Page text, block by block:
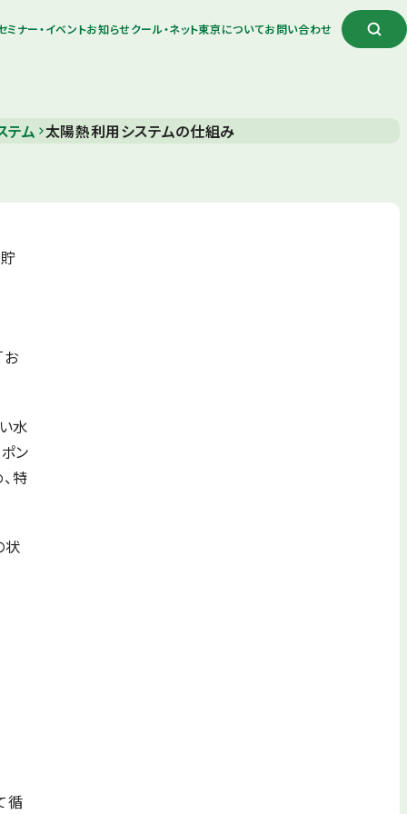
ミナー・イベントお知らせクール・ネット東京についてお問い合わせ
テム 太陽熱利用システムの仕組み
お
水
ン
特
状
循